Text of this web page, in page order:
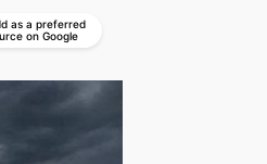
as a preferred
on Google